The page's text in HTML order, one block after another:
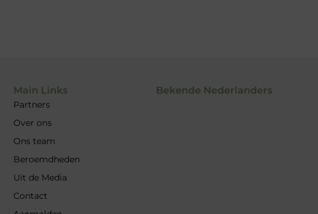
Main Links
Partners
Over ons
Ons team
Beroemdheden
Uit de Media
Contact
Bekende Nederlanders